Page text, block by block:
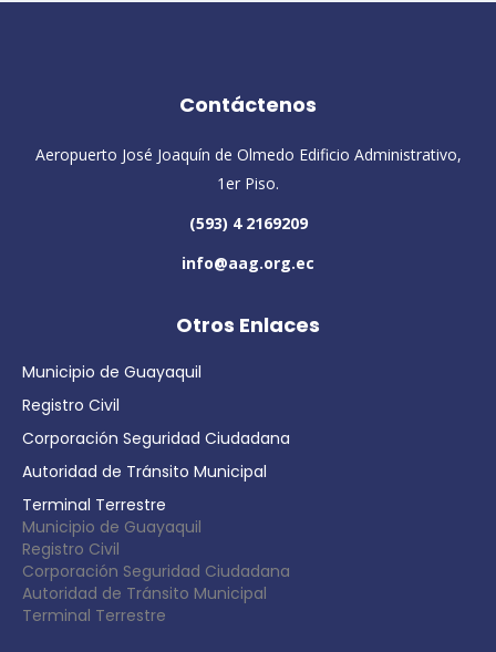
Contáctenos
Aeropuerto José Joaquín de Olmedo Edificio Administrativo,
1er Piso.
(593) 4 2169209
info@aag.org.ec
Otros Enlaces
Municipio de Guayaquil
Registro Civil
Corporación Seguridad Ciudadana
Autoridad de Tránsito Municipal
Terminal Terrestre
Municipio de Guayaquil
Registro Civil
Corporación Seguridad Ciudadana
Autoridad de Tránsito Municipal
Terminal Terrestre